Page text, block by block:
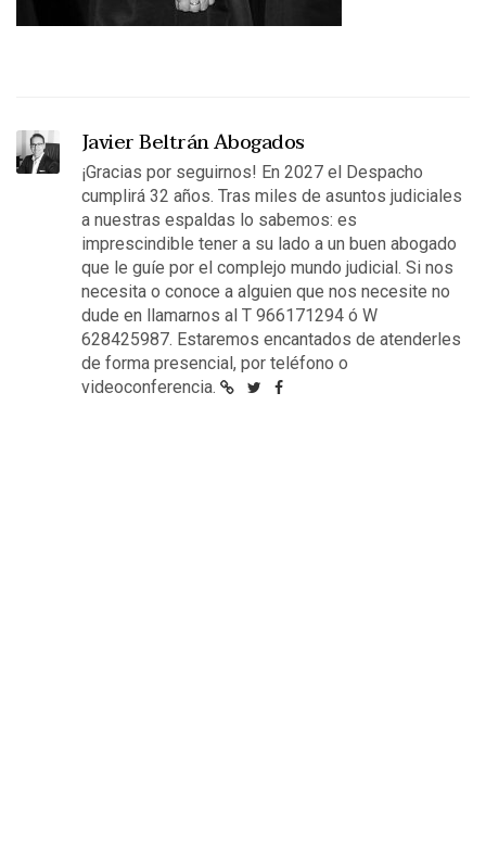
Javier Beltrán Abogados
¡Gracias por seguirnos! En 2027 el Despacho
cumplirá 32 años. Tras miles de asuntos judiciales
a nuestras espaldas lo sabemos: es
imprescindible tener a su lado a un buen abogado
que le guíe por el complejo mundo judicial. Si nos
necesita o conoce a alguien que nos necesite no
dude en llamarnos al T 966171294 ó W
628425987. Estaremos encantados de atenderles
de forma presencial, por teléfono o
videoconferencia.